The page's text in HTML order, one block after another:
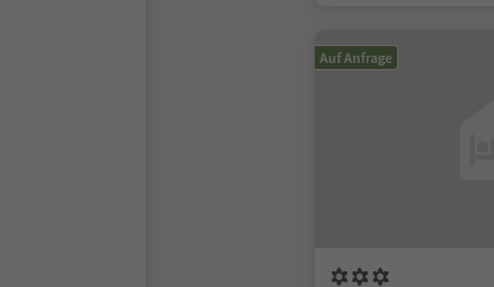
Auf Anfrage